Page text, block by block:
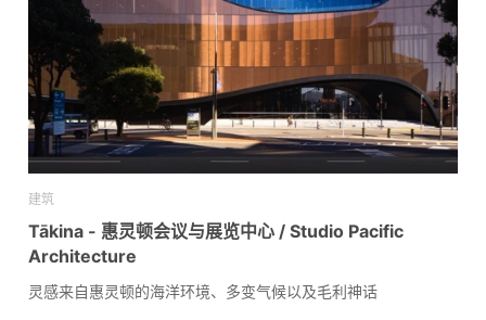
建筑
Tākina - 惠灵顿会议与展览中心 / Studio Pacific
Architecture
灵感来自惠灵顿的海洋环境、多变气候以及毛利神话